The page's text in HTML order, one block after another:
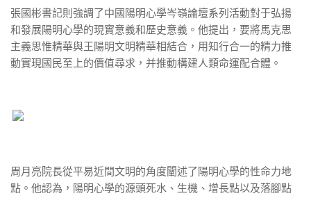
張國彬書記則強調了中國陽明心學岑嶺論壇系列活動對于弘揚
和發展陽明心學的現實意義和歷史意義。他提出，要將馬克思
主義思惟精華與王陽明文明精華相結合，用知行合一的精力推
動實現國民至上的價值尋求，并推動構建人類命運配合體。
周月亮院長從平易近間文明的角度闡述了陽明心學的性命力地
點。他認為，陽明心學的源頭死水、生機、增長點以及落腳點